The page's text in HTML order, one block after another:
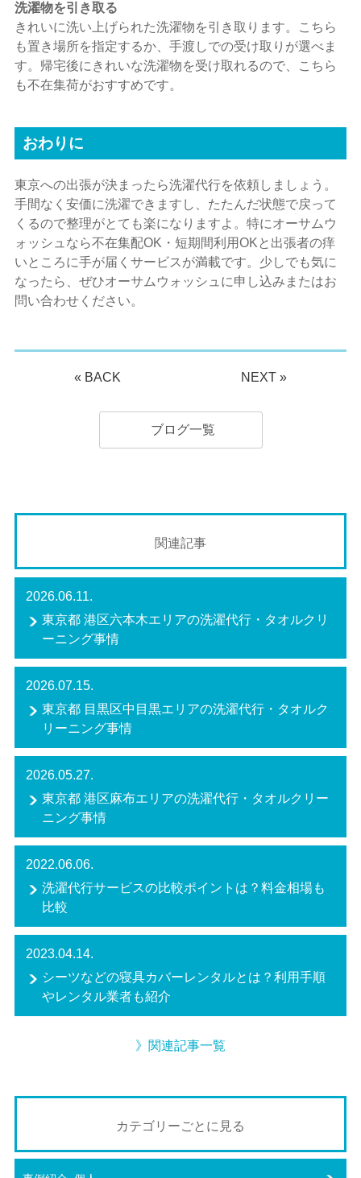
洗濯物を引き取る
きれいに洗い上げられた洗濯物を引き取ります。こちら
も置き場所を指定するか、手渡しでの受け取りが選べま
す。帰宅後にきれいな洗濯物を受け取れるので、こちら
も不在集荷がおすすめです。
おわりに
東京への出張が決まったら洗濯代行を依頼しましょう。
手間なく安価に洗濯できますし、たたんだ状態で戻って
くるので整理がとても楽になりますよ。特にオーサムウ
ォッシュなら不在集配OK・短期間利用OKと出張者の痒
いところに手が届くサービスが満載です。少しでも気に
なったら、ぜひオーサムウォッシュに申し込みまたはお
問い合わせください。
« BACK NEXT»
ブログ一覧
関連記事
2026.06.11.
東京都 港区六本木エリアの洗濯代行・タオルクリ
ーニング事情
2026.07.15.
東京都 目黒区中目黒エリアの洗濯代行・タオルク
リーニング事情
2026.05.27.
東京都 港区麻布エリアの洗濯代行・タオルクリー
ニング事情
2022.06.06.
洗濯代行サービスの比較ポイントは？料金相場も
比較
2023.04.14.
シーツなどの寝具カバーレンタルとは？利用手順
やレンタル業者も紹介
》関連記事一覧
カテゴリーごとに見る